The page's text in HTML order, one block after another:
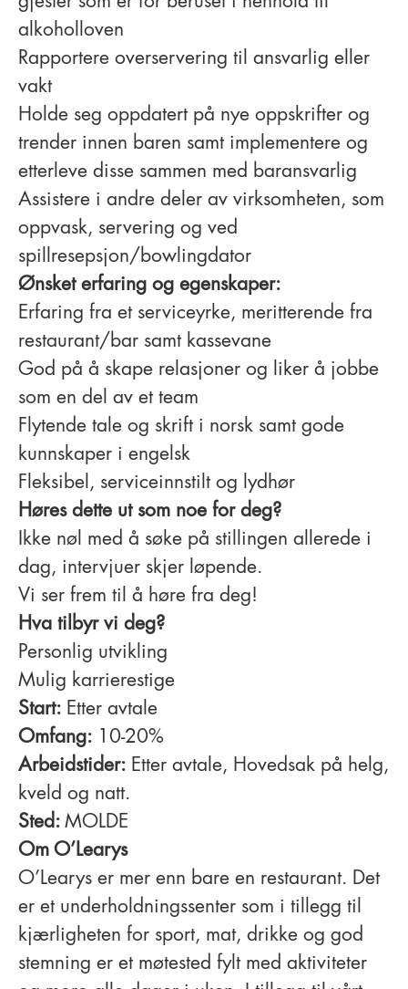
alkoholloven
Rapportere overservering til ansvarlig eller
vakt
Holde seg oppdatert på nye oppskrifter og
trender innen baren samt implementere og
etterleve disse sammen med baransvarlig
Assistere i andre deler av virksomheten, som
oppvask, servering og ved
spillresepsjon/bowlingdator
Ønsket erfaring og egenskaper:
Erfaring fra et serviceyrke, meritterende fra
restaurant/bar samt kassevane
God på å skape relasjoner og liker å jobbe
som en del av et team
Flytende tale og skrift i norsk samt gode
kunnskaper i engelsk
Fleksibel, serviceinnstilt og lydhør
Høres dette ut som noe for deg?
Ikke nøl med å søke på stillingen allerede i
dag, intervjuer skjer løpende.
Vi ser frem til å høre fra deg!
Hva tilbyr vi deg?
Personlig utvikling
Mulig karrierestige
Start: Etter avtale
Omfang: 10-20%
Arbeidstider: Etter avtale, Hovedsak på helg,
kveld og natt.
Sted: MOLDE
Om O’Learys
O’Learys er mer enn bare en restaurant. Det
er et underholdningssenter som i tillegg til
kjærligheten for sport, mat, drikke og god
stemning er et møtested fylt med aktiviteter